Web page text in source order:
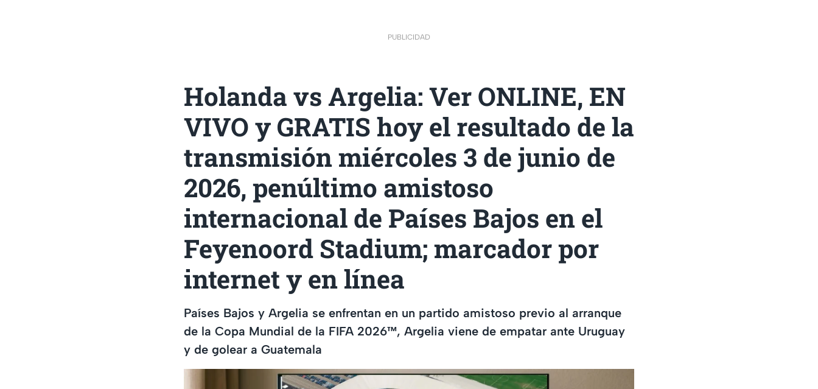
PUBLICIDAD
Holanda vs Argelia: Ver ONLINE, EN
VIVO y GRATIS hoy el resultado de la
transmisión miércoles 3 de junio de
2026, penúltimo amistoso
internacional de Países Bajos en el
Feyenoord Stadium; marcador por
internet y en línea
Países Bajos y Argelia se enfrentan en un partido amistoso previo al arranque
de la Copa Mundial de la FIFA 2026™, Argelia viene de empatar ante Uruguay
y de golear a Guatemala